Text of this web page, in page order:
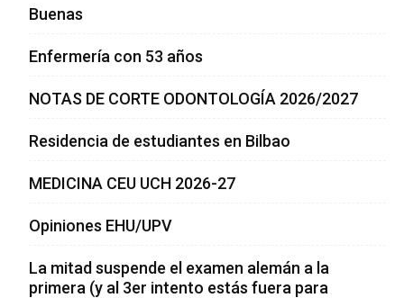
Buenas
Enfermería con 53 años
NOTAS DE CORTE ODONTOLOGÍA 2026/2027
Residencia de estudiantes en Bilbao
MEDICINA CEU UCH 2026-27
Opiniones EHU/UPV
La mitad suspende el examen alemán a la
primera (y al 3er intento estás fuera para